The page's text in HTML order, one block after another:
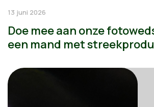
13 juni 2026
Doe mee aan onze
een mand met